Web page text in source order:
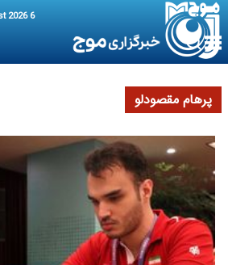
6 August 2026
پرهام مقصودلو